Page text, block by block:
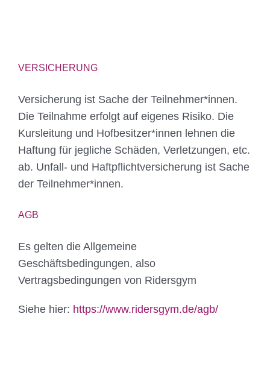
VERSICHERUNG
Versicherung ist Sache der Teilnehmer*innen.
Die Teilnahme erfolgt auf eigenes Risiko. Die
Kursleitung und Hofbesitzer*innen lehnen die
Haftung für jegliche Schäden, Verletzungen, etc.
ab. Unfall- und Haftpflichtversicherung ist Sache
der Teilnehmer*innen.
AGB
Es gelten die Allgemeine
Geschäftsbedingungen, also
Vertragsbedingungen von Ridersgym
Siehe hier: https://www.ridersgym.de/agb/